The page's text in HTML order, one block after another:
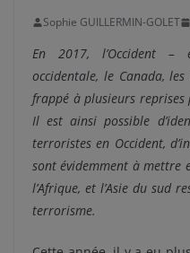
Sophie GUILLERMIN-GOLET
En 2017, l’Occident –
occidentale, le Canada,
frappé à plusieurs
Il est ainsi possible
terroristes en Occident,
sont évidemment à mettre
l’Afrique, et l’Asie du sud
terrorisme.